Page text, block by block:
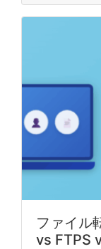
ファイル
vs FTPS